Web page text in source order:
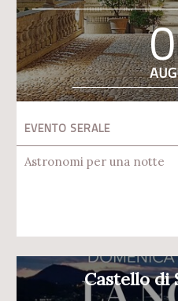
EVENTO SERALE
Astronomi per una notte
Castello di